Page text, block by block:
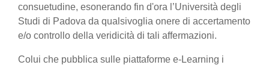
consuetudine, esonerando fin d'ora l’Università degli
Studi di Padova da qualsivoglia onere di accertamento
e/o controllo della veridicità di tali affermazioni.
Colui che pubblica sulle piattaforme e-Learning i